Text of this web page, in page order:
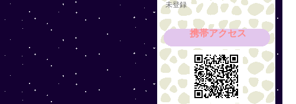
未登録
携帯アクセス